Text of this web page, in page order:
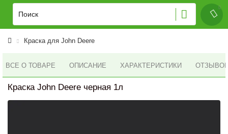
Краска для John Deere
ВСЕ О ТОВАРЕ ОПИСАНИЕ ХАРАКТЕРИСТИКИ ОТЗЫВОВ
Краска John Deere черная 1л